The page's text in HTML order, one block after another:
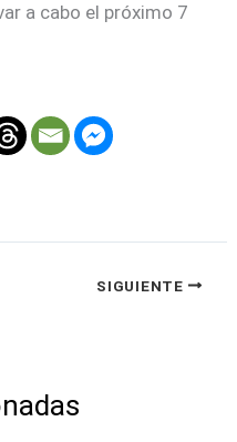
a cabo el próximo 7
SIGUIENTE